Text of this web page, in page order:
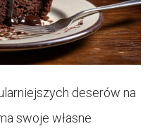
deserów na
swoje własne